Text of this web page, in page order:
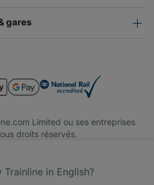
gares
Limited ou ses entreprises
droits réservés.
: 3846791. Siège social : 1
4AH, Royaume-Uni. Numéro de
in English?